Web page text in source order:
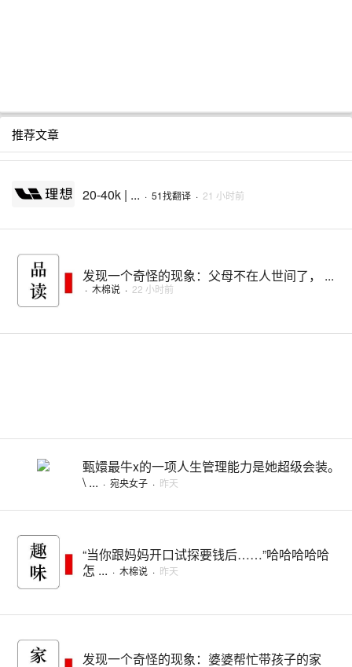
推荐文章
20-40k | ... · 51找翻译 · 21 小时前
发现一个奇怪的现象：父母不在人世间了， ...
· 木棉说 · 22 小时前
甄嬛最牛x的一项人生管理能力是她超级会装。
\ ... · 宛央女子 · 昨天
“当你跟妈妈开口试探要钱后……”哈哈哈哈哈
怎 ... · 木棉说 · 昨天
发现一个奇怪的现象：婆婆帮忙带孩子的家